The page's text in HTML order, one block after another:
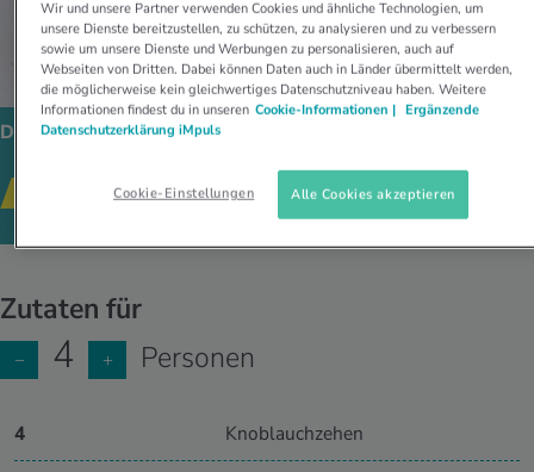
Dieses Gericht passt zu:
GESUNDE REZEPTE CURRYS HAUPTGERICHT
Zutaten für
− 4 + Personen
4 Knoblauchzehen
Wir und unsere Partner verwenden Cookies und ähnliche Technologien, um
unsere Dienste bereitzustellen, zu schützen, zu analysieren und zu verbessern
sowie um unsere Dienste und Werbungen zu personalisieren, auch auf
Webseiten von Dritten. Dabei können Daten auch in Länder übermittelt werden,
die möglicherweise kein gleichwertiges Datenschutzniveau haben. Weitere
Informationen findest du in unseren Cookie-Informationen | Ergänzende
Datenschutzerklärung iMpuls
Cookie-Einstellungen Alle Cookies akzeptieren